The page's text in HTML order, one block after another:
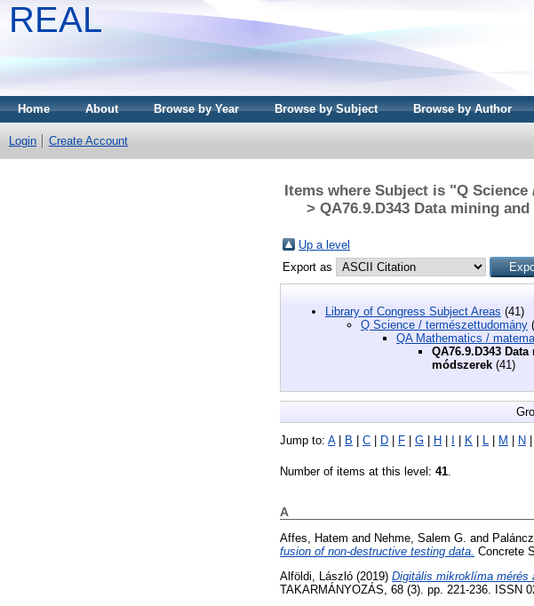
REAL
Home About Browse by Year Browse by Subject Browse by Author
Login Create Account
Items where Subject is "Q
> QA76.9.D343 Data mining
Up a level
Export as
Library of Congress Subject Areas (41)
Q Science / természettudomány
QA Mathematics /
QA76.9.D343
módszerek (41)
Jump to: A| B C D F G H K L M N
Number of items at this level: 41.
A
Affes, Hatem and Nehme, Salem G. and
fusion of non-destructive testing data. Concrete
Alföldi, László (2019) Digitális mikroklíma mérés
TAKARMÁNYOZÁS, 68 (3). pp. 221-236. ISSN